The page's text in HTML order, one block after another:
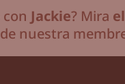
con Jackie? Mira
de nuestra